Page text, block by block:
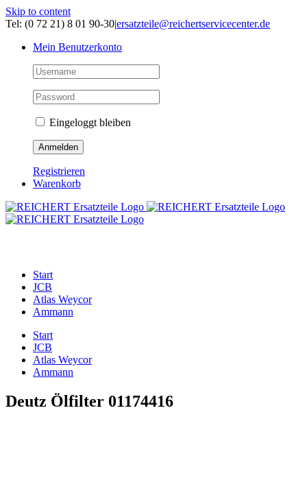
Skip to content
Tel: (0 72 21) 8 01 90-30|ersatzteile@reichertservicecenter.de
Mein Benutzerkonto
Eingeloggt bleiben
Registrieren
Warenkorb
Start
JCB
Atlas Weycor
Ammann
Start
JCB
Atlas Weycor
Ammann
Deutz Ölfilter 01174416